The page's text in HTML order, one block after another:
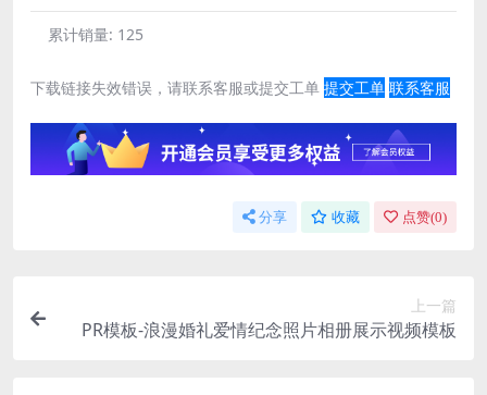
累计销量: 125
下载链接失效错误，请联系客服或提交工单 提交工单 联系客服
分享 收藏 点赞(0)
上一篇
PR模板-浪漫婚礼爱情纪念照片相册展示视频模板